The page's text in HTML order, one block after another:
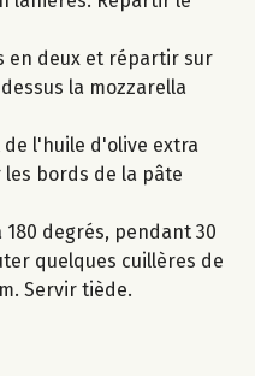
en deux et répartir sur
la mozzarella
l'huile d'olive extra
bords de la pâte
degrés, pendant 30
quelques cuillères de
Servir tiède.